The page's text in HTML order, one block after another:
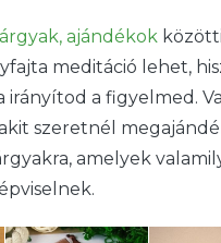
ajándékok közötti
meditáció lehet,
a figyelmed.
szeretnél
amelyek